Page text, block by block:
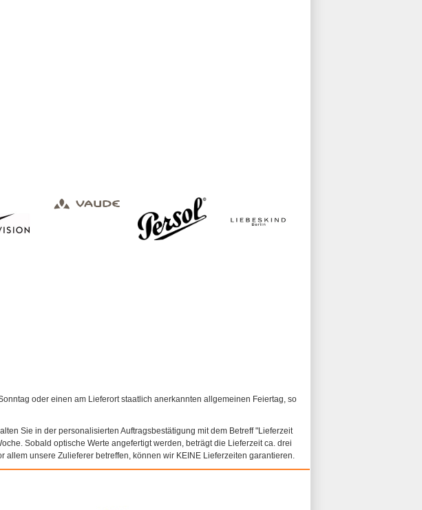
oder einen am Lieferort staatlich anerkannten allgemeinen Feiertag, so
Sie in der personalisierten Auftragsbestätigung mit dem Betreff "Lieferzeit
Sobald optische Werte angefertigt werden, beträgt die Lieferzeit ca. drei
unsere Zulieferer betreffen, können wir KEINE Lieferzeiten garantieren.